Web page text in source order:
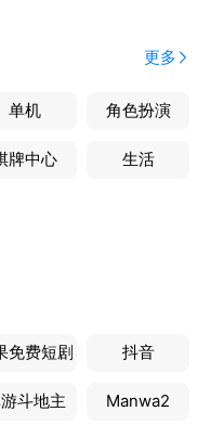
更多
单机 角色扮演
牌中心 生活
免费短剧 抖音
斗地主 Manwa2